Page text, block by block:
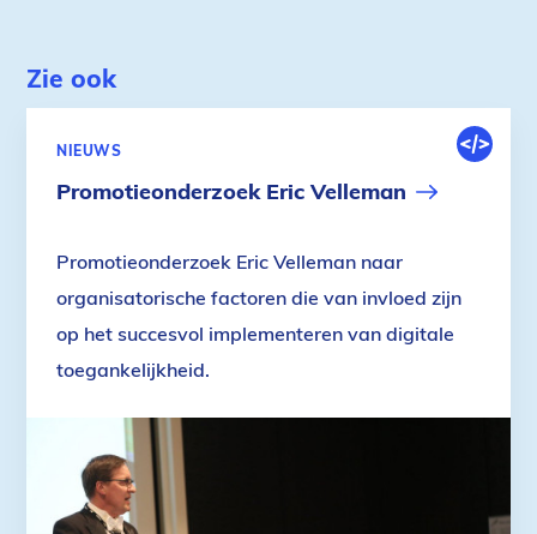
Zie ook
Promotieonderzoek Eric Velleman
NIEUWS
DIGITALE
Promotieonderzoek Eric Velleman naar
organisatorische factoren die van invloed zijn
op het succesvol implementeren van digitale
toegankelijkheid.